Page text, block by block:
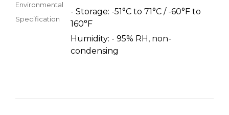
Environmental
Specification
- Storage: -51°C to 71°C / -60°F to
160°F
Humidity: - 95% RH, non-
condensing